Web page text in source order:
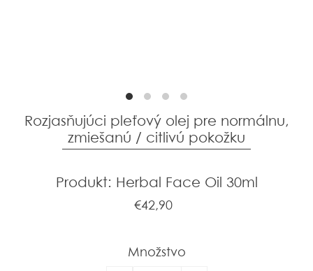
Rozjasňujúci pleťový olej pre normálnu,
zmiešanú / citlivú pokožku
Produkt: Herbal Face Oil 30ml
€42,90
Množstvo